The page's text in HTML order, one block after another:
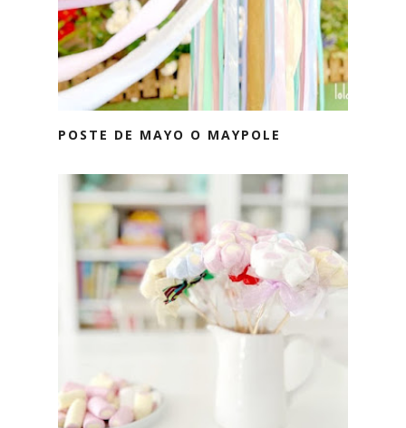
POSTE DE MAYO O MAYPOLE